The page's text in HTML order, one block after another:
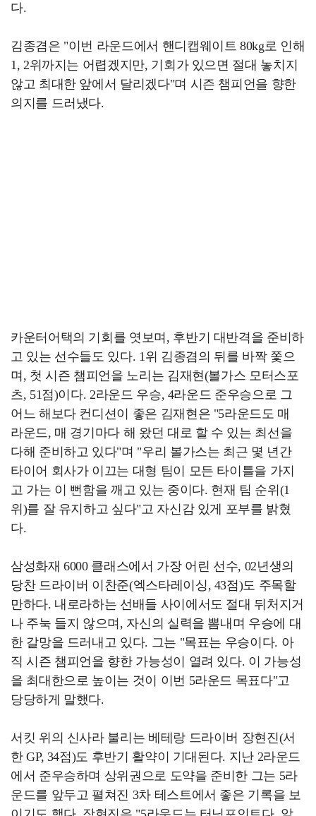
다.
김종겸은 "이번 라운드에서 핸디캡웨이트 80kg로 인해
1, 2위까지는 어렵겠지만, 기회가 있으면 절대 놓치지
않고 최대한 앞에서 달리겠다"며 시즌 챔피언을 향한
의지를 드러냈다.
카운터어택의 기회를 엿보며, 후반기 대반격을 준비하
고 있는 선수들도 있다. 1위 김종겸의 뒤를 바짝 쫓으
며, 첫 시즌 챔피언을 노리는 김재현(볼가스 모터스포
츠, 51점)이다. 2라운드 우승, 4라운드 준우승으로 그
어느 해보다 컨디션이 좋은 김재현은 "5라운드도 매
라운드, 매 경기마다 해 왔던 대로 할 수 있는 최선을
다해 준비하고 있다"며 "우리 볼가스는 최근 몇 년간
타이어 회사가 이끄는 대형 팀이 모든 타이틀을 가지
고 가는 이 뻔함을 깨고 있는 중이다. 현재 팀 순위(1
위)를 잘 유지하고 싶다"고 자신감 있게 포부를 밝혔
다.
삼성화재 6000 클래스에서 가장 어린 선수, 02년생의
당찬 드라이버 이찬준(엑스타레이싱, 43점)도 주목할
만하다. 내로라하는 선배들 사이에서도 절대 뒤처지거
나 주눅 들지 않으며, 자신의 실력을 뽐내며 우승에 대
한 갈망을 드러내고 있다. 그는 "목표는 우승이다. 아
직 시즌 챔피언을 향한 가능성이 열려 있다. 이 가능성
을 최대한으로 높이는 것이 이번 5라운드 목표다"고
당당하게 말했다.
서킷 위의 신사라 불리는 베테랑 드라이버 장현진(서
한 GP, 34점)도 후반기 활약이 기대된다. 지난 2라운드
에서 준우승하며 상위권으로 도약을 준비한 그는 5라
운드를 앞두고 펼쳐진 3차 테스트에서 좋은 기록을 보